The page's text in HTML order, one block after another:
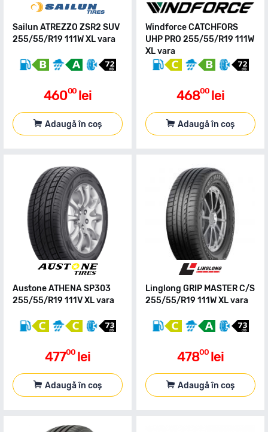
Sailun ATREZZO ZSR2 SUV
255/55/R19 111W XL vara
46000 lei
Adaugă în coș
Windforce CATCHFORS
UHP PRO 255/55/R19 111W
XL vara
46800 lei
Adaugă în coș
Austone ATHENA SP303
255/55/R19 111V XL vara
47700 lei
Adaugă în coș
Linglong GRIP MASTER C/S
255/55/R19 111W XL vara
47800 lei
Adaugă în coș